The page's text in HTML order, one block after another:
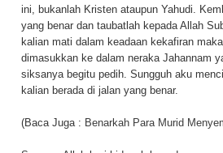
ini, bukanlah Kristen ataupun Yahudi.
yang benar dan taubatlah kepada Allah
kalian mati dalam keadaan kekafiran
dimasukkan ke dalam neraka Jahannam
siksanya begitu pedih. Sungguh aku
kalian berada di jalan yang benar.
(Baca Juga : Benarkah Para Murid